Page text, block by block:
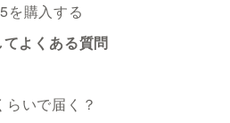
を購入する
よくある質問
いで届く？